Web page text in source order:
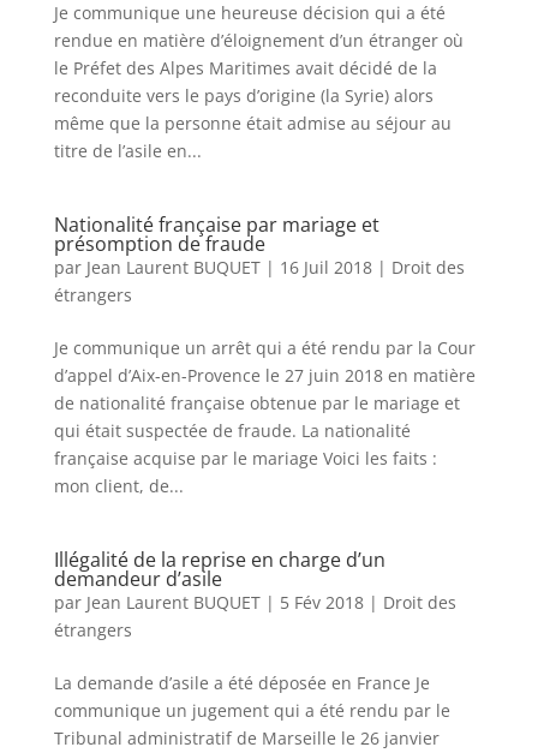
Je communique une heureuse décision qui a été
rendue en matière d’éloignement d’un étranger où
le Préfet des Alpes Maritimes avait décidé de la
reconduite vers le pays d’origine (la Syrie) alors
même que la personne était admise au séjour au
titre de l’asile en...
Nationalité française par mariage et
présomption de fraude
par Jean Laurent BUQUET| 16 Juil 2018| Droit des
étrangers
Je communique un arrêt qui a été rendu par la Cour
d’appel d’Aix-en-Provence le 27 juin 2018 en matière
de nationalité française obtenue par le mariage et
qui était suspectée de fraude. La nationalité
française acquise par le mariage Voici les faits :
mon client, de...
Illégalité de la reprise en charge d’un
demandeur d’asile
par Jean Laurent BUQUET| 5 Fév 2018| Droit des
étrangers
La demande d’asile a été déposée en France Je
communique un jugement qui a été rendu par le
Tribunal administratif de Marseille le 26 janvier